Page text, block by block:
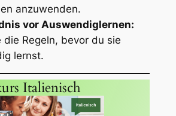
anzuwenden.
vor Auswendiglernen:
die Regeln, bevor du sie
lernst.
Italienisch